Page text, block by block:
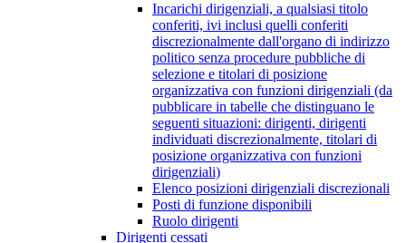
Incarichi dirigenziali, a qualsiasi titolo
conferiti, ivi inclusi quelli conferiti
discrezionalmente dall'organo di indirizzo
politico senza procedure pubbliche di
selezione e titolari di posizione
organizzativa con funzioni dirigenziali (da
pubblicare in tabelle che distinguano le
seguenti situazioni: dirigenti, dirigenti
individuati discrezionalmente, titolari di
posizione organizzativa con funzioni
dirigenziali)
Elenco posizioni dirigenziali discrezionali
Posti di funzione disponibili
Ruolo dirigenti
Dirigenti cessati